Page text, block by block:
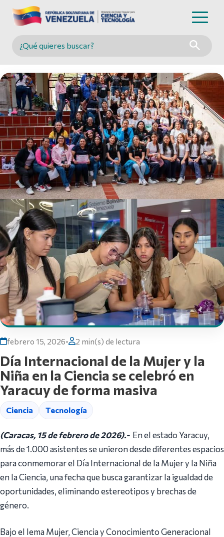
Buscar en MINCYT
febrero 15, 2026• 2 min(s) de lectura
Día Internacional de la Mujer y la
Niña en la Ciencia se celebró en
Yaracuy de forma masiva
Ciencia Tecnología
(Caracas, 15 de febrero de 2026).-En el estado Yaracuy,
más de 1.000 asistentes se unieron desde diferentes espacios
para conmemorar el Día Internacional de la Mujer y la Niña
en la Ciencia, una fecha que busca garantizar la igualdad de
oportunidades, eliminando estereotipos y brechas de
género.
Bajo el lema Mujer, Ciencia y Conocimiento Generacional